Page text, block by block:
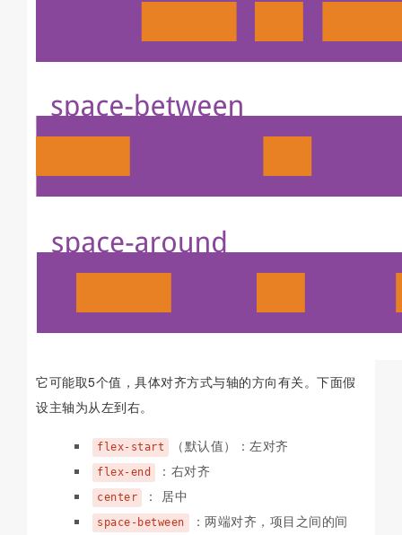
它可能取5个值，具体对齐方式与轴的方向有关。下面假
设主轴为从左到右。
flex-start （默认值）：左对齐
flex-end ：右对齐
center ： 居中
space-between
：两端对齐，项目之间的间